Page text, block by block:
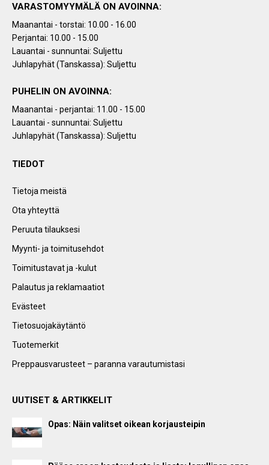
VARASTOMYYMÄLÄ ON AVOINNA:
Maanantai - torstai: 10.00 - 16.00
Perjantai: 10.00 - 15.00
Lauantai - sunnuntai: Suljettu
Juhlapyhät (Tanskassa): Suljettu
PUHELIN ON AVOINNA:
Maanantai - perjantai: 11.00 - 15.00
Lauantai - sunnuntai: Suljettu
Juhlapyhät (Tanskassa): Suljettu
TIEDOT
Tietoja meistä
Ota yhteyttä
Peruuta tilauksesi
Myynti- ja toimitusehdot
Toimitustavat ja -kulut
Palautus ja reklamaatiot
Evästeet
Tietosuojakäytäntö
Tuotemerkit
Preppausvarusteet – paranna varautumistasi
UUTISET & ARTIKKELIT
Opas: Näin valitset oikean korjausteipin